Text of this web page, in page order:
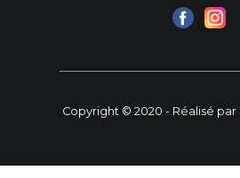
Copyright © 2020 - Réalisé par